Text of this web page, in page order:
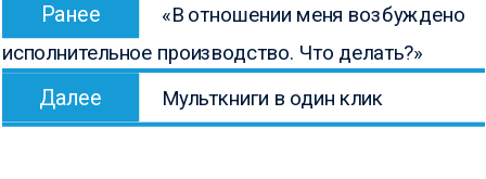
записям
Ранее
запись:
«В отношении меня возбуждено
исполнительное производство. Что делать?»
Далее
запись:
Мульткниги в один клик